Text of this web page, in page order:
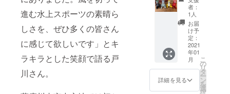
進む水上スポーツの素晴ら
しさを、ぜひ多くの皆さん
に感じて欲しいです」とキ
ラキラとした笑顔で語る戸
川さん。
す。 *申
込後、
運営よ
り受付
済のご
連絡及
び当日
の服装
や注意
事項つ
いての
舗での
受け取
りは、
オープ
ン後
（2021
年2月を
予定）
月間を
受取期
stagra
m.com/
kumogr
am201
の南に
ある小
さな工
指輪や
表札、
いで
す。 ≪
商品内
容≫ ◆
銀のマ
ドラー
力＞
「Studi
o
Cloud」
メタル
ハンド
クラフ
トを制
作され
ている
Studio
Cloud様
より出
品をい
×1】 薩
摩川内
市木工
作家さ
んから
桐材で
できた
猫の人
形を出
品いた
だきま
者：
1人
お届
け予
定：
2021
年01
月
詳細を見る
こ
の
リ
タ
ー
ン
を
選